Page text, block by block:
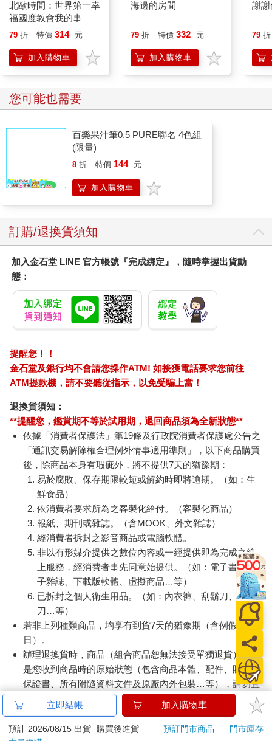
◎二十間?和八幡?散步
似乎是緣分，與莫名喜歡一個人一樣，對於函館，有一種暗戀幾
近著迷的程度。
奇怪，不論是初秋還是冬季抑或是這次的初夏，抵達函館時總是
館車站出來搭上電車時雨就落下來了。這次在函館三天兩夜住在
小山坡上的元町旅館，辦理入住時旅館經理指著函館山的山頂(從
旅館就能看見)跟我說：沒問題，山上的雲層不多，晚上應該還是
有機會看到夜景。我不太想賭，想起第一次搭上纜車才三十秒，
站務人員就道歉說看不到夜景了。我心裡禱告，拜託老天爺賞我
一點運氣讓我圓夢。
了函館山頂，沒想到已經很許多人在展望台占好位置。廣播說日
落的時間是七點十四分，一旁的日本觀光客說：日落後的半小時
才是最佳觀賞時刻，張國立穿了短袖襯衫喊冷，要去樓下室內取
暖，我不想錯過日落的任何一刻，一個人在觀景台吹風，不是
啦，是真得捨不得漏看函館的暮色，一分鐘也捨不得。
和里約、香港並稱世界三大夜景。我覺得函館夜景主要吸引人的
是地形，峽長的半島被右邊的津輕海峽和左邊的函館灣攔腰夾出
漂亮的時間點是天空要黑不黑的呈現綻藍色，陸地上繁華的街市
在暮色中點亮的路燈，這晚，藍黑的天際線還掛著一輪圓月，真
的很美，很浪漫。
到函館必做的三件事：除了看夜景、還有吃海鮮和散步。
函館的建市歷史比札幌還老，和長崎、橫濱一起開港接受西化，
也因此函館充滿了異國風。車站出來走沒多久就是港邊，停泊在
港灣中的休閒遊艇也讓函館港顯得更時髦。遊客最愛舊時紅磚倉
庫群改裝成的賣場，週邊還有許多特色餐廳。往山坡上走石?道通
向教堂群，介於二十間?和八幡?之間，有天主教、基督教和東方
正教不分彼此匯集一區。我還注意到日本東本願寺的函館分寺，
號稱日本最早的鋼筋水泥寺廟，也成了宣傳的噱頭。
教堂群周邊的景像在夏天和秋天，白天和夜晚呈現出不同的氣
氛，怎麼逛都不會膩。我來了三次函館，每次都花了不少時間泡
在這裡。◎花???的紅豆饅頭與茶房??伊的厚片吐司
花上一、兩個小時閒逛拍照，然後整車拉去看夜景，是一般團客
遊教堂群的模式。我則覺得找家咖啡館或茶屋坐坐，輕鬆地享受
悠閒的午後才是王道。教堂群分布的小徑上有一家菊泉茶房是老
字號，大正時期的老屋搭配白玉糰子聖代走和式風格。另外一家
在日和?路口的甘味茶房「花???」則是一棟帶著函館特色的傳統
建築物，所謂的函館特色指的是兩層樓的建築一樓是和式二樓是
洋式的設計，這裡也提供和式紅豆糰子甜點，屋外掛著一幅
「冰」的掛簾隨著風吹動著，光是看就覺得涼快。
其實，往?下走介於寶來町和末廣町附近還有許多「和洋合一」的
老房子，這是函館受洋化影響，一樓是木柵門二樓是西式窗稜留
下來的設計。這其中有許多被改成了咖啡館或餐廳，尤其位在這
北歐時間：世界第一幸
福國度教會我的事
79 折 特價 314 元
加入購物車
海邊的房間
79 折 特價 332 元
加入購物車
謝
79 折
您可能也需要
百樂果汁筆0.5 PURE聯名 4色組
(限量)
8 折 特價 144 元
加入購物車
訂購/退換貨須知
加入金石堂 LINE 官方帳號『完成綁定』，隨時掌握出貨動
態：
提醒您！！
金石堂及銀行均不會請您操作ATM! 如接獲電話要求您前往
ATM提款機，請不要聽從指示，以免受騙上當！
退換貨須知：
**提醒您，鑑賞期不等於試用期，退回商品須為全新狀態**
依據「消費者保護法」第19條及行政院消費者保護處公告之
「通訊交易解除權合理例外情事適用準則」，以下商品購買
後，除商品本身有瑕疵外，將不提供7天的猶豫期：
易於腐敗、保存期限較短或解約時即將逾期。（如：生
鮮食品）
依消費者要求所為之客製化給付。（客製化商品）
報紙、期刊或雜誌。（含MOOK、外文雜誌）
經消費者拆封之影音商品或電腦軟體。
非以有形媒介提供之數位內容或一經提供即為完成之線
上服務，經消費者事先同意始提供。（如：電子書、電
子雜誌、下載版軟體、虛擬商品…等）
已拆封之個人衛生用品。（如：內衣褲、刮鬍刀、除毛
刀…等）
若非上列種類商品，均享有到貨7天的猶豫期（含例假
日）。
辦理退換貨時，商品（組合商品恕無法接受單獨退貨）必須
是您收到商品時的原始狀態（包含商品本體、配件、贈品、
保證書、所有附隨資料文件及原廠內外包裝…等），請勿直
接使用原廠包裝寄送，或於原廠包裝上黏貼紙張或書寫文
退回商品若無法回復原狀，將請您負擔回復原狀所需費用，
立即結帳 加入購物車
預計 2026/08/15 出貨 購買後進貨 預訂門市商品
門市庫存